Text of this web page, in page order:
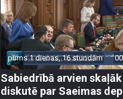
pirms 1 dienas, 16 stundām
Sabiedrībā arvien skaļāk
diskutē par Saeimas